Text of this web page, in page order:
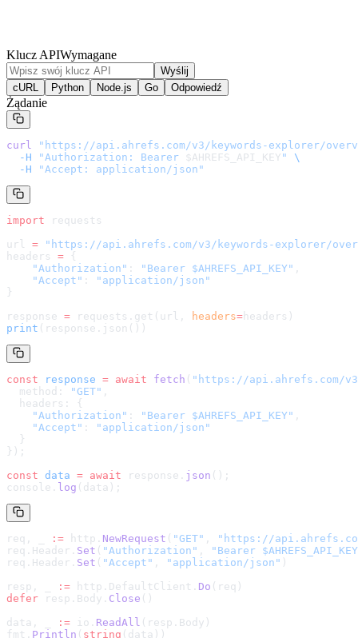
Klucz APIWymagane
Wyślij
cURL
Python Node.js Go Odpowiedź
Żądanie
curl " https://api.ahrefs.com/v3/keywords-explorer/
  -H
"Authorization: Bearer $AHREFS_API_KEY "
\
  -H
"Accept: application/json"
import requests
url = " https://api.ahrefs.com/v3/keywords-explorer/
headers = {
    "Authorization"
: "Bearer $AHREFS_API_KEY" ,
    "Accept"
:
"application/json"
}
response = requests.get(url, headers= headers )
print (response.json())
const response = await fetch ( " https://api.ahrefs.com/
  method:
"GET" ,
  headers: {
    "Authorization"
: "Bearer $AHREFS_API_KEY" ,
    "Accept"
:
"application/json"
  }
});
const data = await response. json ();
console. log (data);
req, _ := http. NewRequest ( "GET" , " https://
req.Header. Set ( "Authorization" ,
"Bearer
req.Header. Set ( "Accept" , "application/json" )
resp, _
:= http.DefaultClient. Do (req)
defer resp.Body. Close ()
data, _
:= io. ReadAll (resp.Body)
fmt. Println ( string (data))